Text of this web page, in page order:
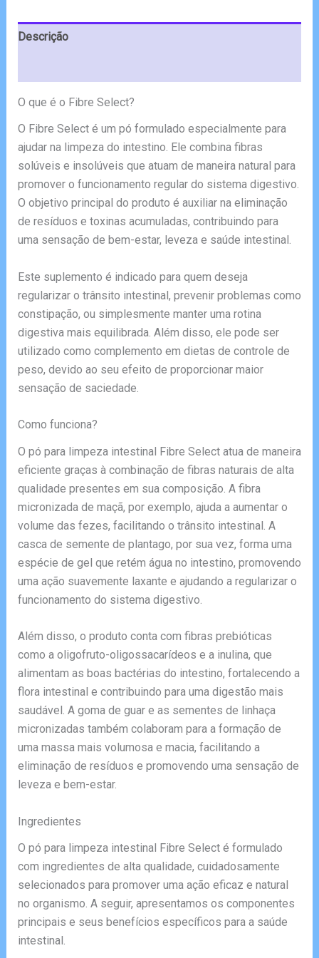
Descrição
O que é o Fibre Select?
O Fibre Select é um pó formulado especialmente para
ajudar na limpeza do intestino. Ele combina fibras
solúveis e insolúveis que atuam de maneira natural para
promover o funcionamento regular do sistema digestivo.
O objetivo principal do produto é auxiliar na eliminação
de resíduos e toxinas acumuladas, contribuindo para
uma sensação de bem-estar, leveza e saúde intestinal.
Este suplemento é indicado para quem deseja
regularizar o trânsito intestinal, prevenir problemas como
constipação, ou simplesmente manter uma rotina
digestiva mais equilibrada. Além disso, ele pode ser
utilizado como complemento em dietas de controle de
peso, devido ao seu efeito de proporcionar maior
sensação de saciedade.
Como funciona?
O pó para limpeza intestinal Fibre Select atua de maneira
eficiente graças à combinação de fibras naturais de alta
qualidade presentes em sua composição. A fibra
micronizada de maçã, por exemplo, ajuda a aumentar o
volume das fezes, facilitando o trânsito intestinal. A
casca de semente de plantago, por sua vez, forma uma
espécie de gel que retém água no intestino, promovendo
uma ação suavemente laxante e ajudando a regularizar o
funcionamento do sistema digestivo.
Além disso, o produto conta com fibras prebióticas
como a oligofruto-oligossacarídeos e a inulina, que
alimentam as boas bactérias do intestino, fortalecendo a
flora intestinal e contribuindo para uma digestão mais
saudável. A goma de guar e as sementes de linhaça
micronizadas também colaboram para a formação de
uma massa mais volumosa e macia, facilitando a
eliminação de resíduos e promovendo uma sensação de
leveza e bem-estar.
Ingredientes
O pó para limpeza intestinal Fibre Select é formulado
com ingredientes de alta qualidade, cuidadosamente
selecionados para promover uma ação eficaz e natural
no organismo. A seguir, apresentamos os componentes
principais e seus benefícios específicos para a saúde
intestinal.